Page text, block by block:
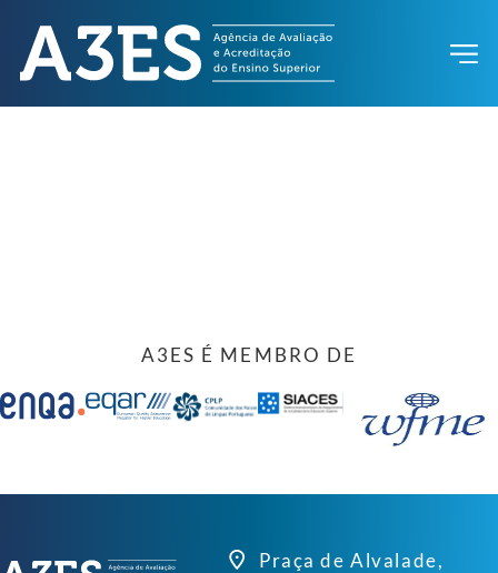
A3ES É MEMBRO DE
Praça de Alvalade,